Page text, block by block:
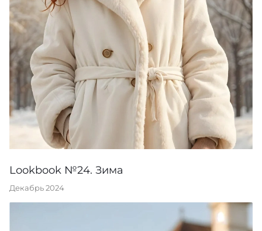
Lookbook №24. Зима
Декабрь 2024